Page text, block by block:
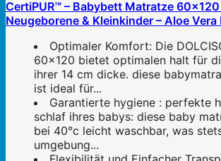
CertiPUR™ – Babybett Matratze
Neugeborene & Kleinkinder – Aloe
Optimaler Komfort: Die
60x120 bietet optimalen halt für
ihrer 14 cm dicke. diese
ist ideal für...
Garantierte hygiene : perfekte
schlaf ihres babys: diese baby
bei 40°c leicht waschbar, was
umgebung...